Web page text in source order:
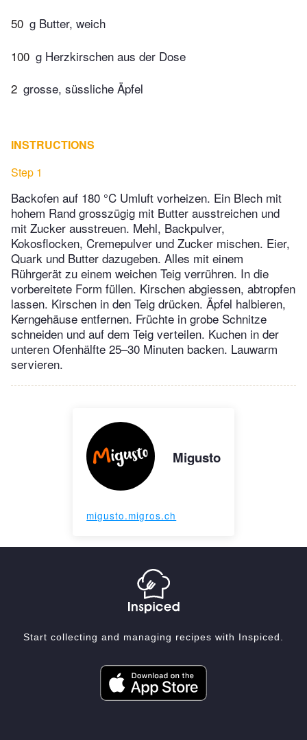
50 g Butter, weich
100 g Herzkirschen aus der Dose
2 grosse, süssliche Äpfel
INSTRUCTIONS
Step 1
Backofen auf 180 °C Umluft vorheizen. Ein Blech mit
hohem Rand grosszügig mit Butter ausstreichen und
mit Zucker ausstreuen. Mehl, Backpulver,
Kokosflocken, Cremepulver und Zucker mischen. Eier,
Quark und Butter dazugeben. Alles mit einem
Rührgerät zu einem weichen Teig verrühren. In die
vorbereitete Form füllen. Kirschen abgiessen, abtropfen
lassen. Kirschen in den Teig drücken. Äpfel halbieren,
Kerngehäuse entfernen. Früchte in grobe Schnitze
schneiden und auf dem Teig verteilen. Kuchen in der
unteren Ofenhälfte 25–30 Minuten backen. Lauwarm
servieren.
Migusto
migusto.migros.ch
Start collecting and managing recipes with Inspiced.